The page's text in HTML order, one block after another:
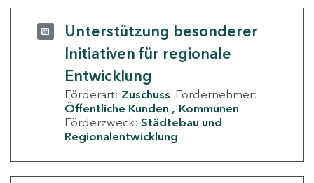
Unterstützung besonderer
Initiativen für regionale
Entwicklung
Förderart: Zuschuss Fördernehmer:
Öffentliche Kunden
Kommunen
Förderzweck: Städtebau und
Regionalentwicklung